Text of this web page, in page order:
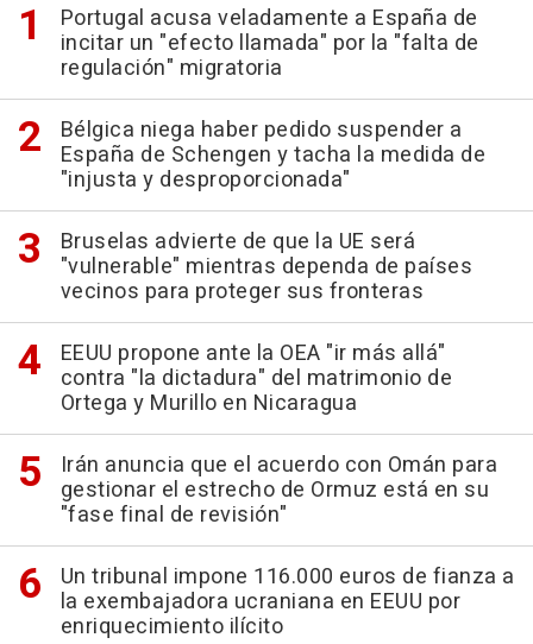
Portugal acusa veladamente a España de
incitar un "efecto llamada" por la "falta de
regulación" migratoria
Bélgica niega haber pedido suspender a
España de Schengen y tacha la medida de
"injusta y desproporcionada"
Bruselas advierte de que la UE será
"vulnerable" mientras dependa de países
vecinos para proteger sus fronteras
EEUU propone ante la OEA "ir más allá"
contra "la dictadura" del matrimonio de
Ortega y Murillo en Nicaragua
Irán anuncia que el acuerdo con Omán para
gestionar el estrecho de Ormuz está en su
"fase final de revisión"
Un tribunal impone 116.000 euros de fianza a
la exembajadora ucraniana en EEUU por
enriquecimiento ilícito